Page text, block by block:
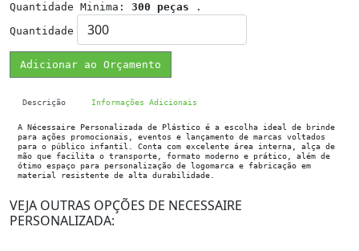
Quantidade Minima: 300 peças .
Quantidade
Adicionar ao Orçamento
Descrição Informações Adicionais
A Nécessaire Personalizada de Plástico é a escolha ideal de brinde
para ações promocionais, eventos e lançamento de marcas voltados
para o público infantil. Conta com excelente área interna, alça de
mão que facilita o transporte, formato moderno e prático, além de
ótimo espaço para personalização de logomarca e fabricação em
material resistente de alta durabilidade.
VEJA OUTRAS OPÇÕES DE NECESSAIRE
PERSONALIZADA: